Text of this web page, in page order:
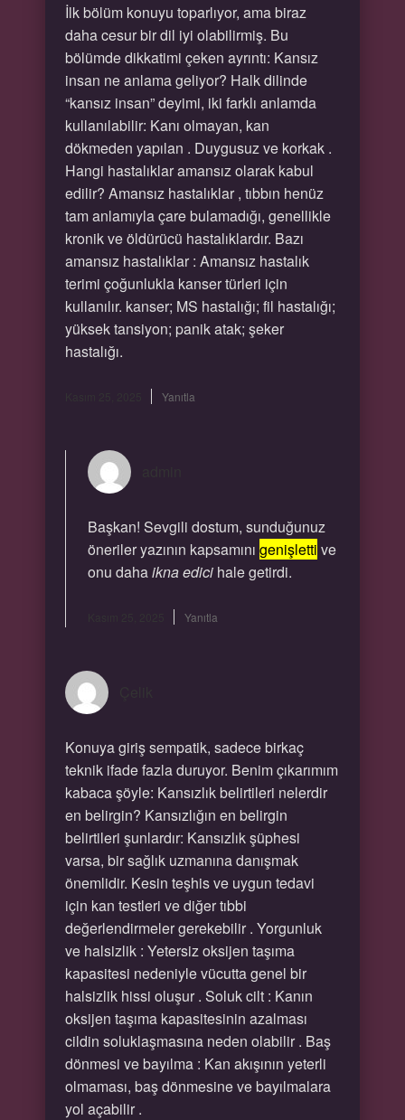
İlk bölüm konuyu toparlıyor, ama biraz
daha cesur bir dil iyi olabilirmiş. Bu
bölümde dikkatimi çeken ayrıntı: Kansız
insan ne anlama geliyor? Halk dilinde
“kansız insan” deyimi, iki farklı anlamda
kullanılabilir: Kanı olmayan, kan
dökmeden yapılan . Duygusuz ve korkak .
Hangi hastalıklar amansız olarak kabul
edilir? Amansız hastalıklar , tıbbın henüz
tam anlamıyla çare bulamadığı, genellikle
kronik ve öldürücü hastalıklardır. Bazı
amansız hastalıklar : Amansız hastalık
terimi çoğunlukla kanser türleri için
kullanılır. kanser; MS hastalığı; fil hastalığı;
yüksek tansiyon; panik atak; şeker
hastalığı.
Yanıtla
Başkan! Sevgili dostum, sunduğunuz
öneriler yazının kapsamını genişletti ve
onu dahaikna edicihale getirdi.
Yanıtla
Konuya giriş sempatik, sadece birkaç
teknik ifade fazla duruyor. Benim çıkarımım
kabaca şöyle: Kansızlık belirtileri nelerdir
en belirgin? Kansızlığın en belirgin
belirtileri şunlardır: Kansızlık şüphesi
varsa, bir sağlık uzmanına danışmak
önemlidir. Kesin teşhis ve uygun tedavi
için kan testleri ve diğer tıbbi
değerlendirmeler gerekebilir . Yorgunluk
ve halsizlik : Yetersiz oksijen taşıma
kapasitesi nedeniyle vücutta genel bir
halsizlik hissi oluşur . Soluk cilt : Kanın
oksijen taşıma kapasitesinin azalması
cildin soluklaşmasına neden olabilir . Baş
dönmesi ve bayılma : Kan akışının yeterli
olmaması, baş dönmesine ve bayılmalara
yol açabilir .